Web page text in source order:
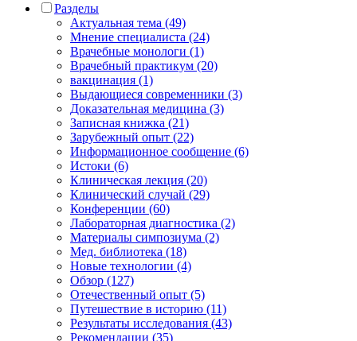
Разделы
Актуальная тема (49)
Мнение специалиста (24)
Врачебные монологи (1)
Врачебный практикум (20)
вакцинация (1)
Выдающиеся современники (3)
Доказательная медицина (3)
Записная книжка (21)
Зарубежный опыт (22)
Информационное сообщение (6)
Истоки (6)
Клиническая лекция (20)
Клинический случай (29)
Конференции (60)
Лабораторная диагностика (2)
Материалы симпозиума (2)
Мед. библиотека (18)
Новые технологии (4)
Обзор (127)
Отечественный опыт (5)
Путешествие в историю (11)
Результаты исследования (43)
Рекомендации (35)